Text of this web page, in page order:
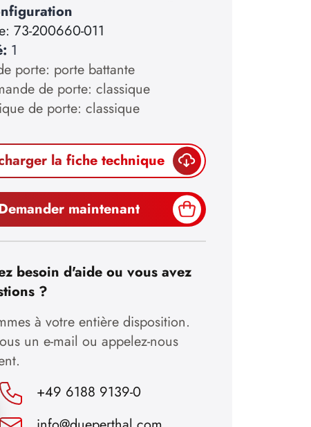
73-200660-011
1
porte: porte battante
de porte: classique
de porte: classique
la fiche technique
maintenant
besoin d'aide ou vous avez
?
à votre entière disposition.
un e-mail ou appelez-nous
+49 6188 9139-0